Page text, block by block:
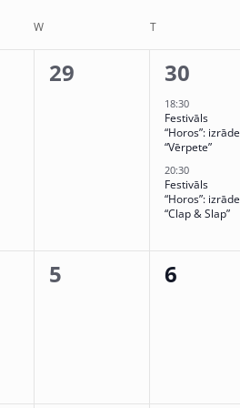
W T
0
29
2
events,
30
18:30
Festivāls
“Horos”: izrāde
“Vērpete”
20:30
Festivāls
“Horos”: izrāde
“Clap & Slap”
0
5
0
6